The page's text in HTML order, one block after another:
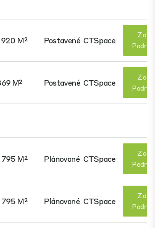
M² Postavené CTSpace
M² Postavené CTSpace
M² Plánované CTSpace
M² Plánované CTSpace